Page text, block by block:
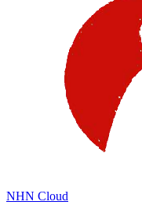
NHN Cloud